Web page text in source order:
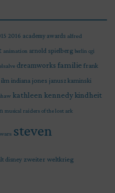
2016 academy awards alfred
animation arnold spielberg berlin cgi
dreamworks familie frank
ilm indiana jones janusz kaminski
kathleen kennedy kindheit
musical raiders of the lost ark
steven
disney zweiter weltkrieg